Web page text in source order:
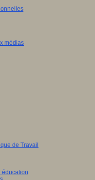
médias
de Travail
éducation